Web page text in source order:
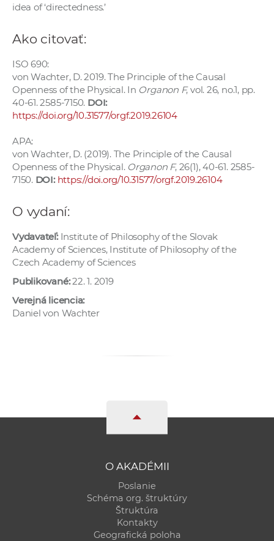
h
idea of ‘directedness.’
Ako citovať:
ISO 690:
von Wachter, D. 2019. The Principle of the Causal
Openness of the Physical. In Organon F, vol. 26, no.1, pp.
40-61. 2585-7150. DOI:
https://doi.org/10.31577/orgf.2019.26104
APA:
von Wachter, D. (2019). The Principle of the Causal
Openness of the Physical. Organon F, 26(1), 40-61. 2585-
7150. DOI: https://doi.org/10.31577/orgf.2019.26104
O vydaní:
Vydavateľ:Institute of Philosophy of the Slovak
Academy of Sciences, Institute of Philosophy of the
Czech Academy of Sciences
Publikované:22. 1. 2019
Verejná licencia:
Daniel von Wachter
O AKADÉMII
Poslanie
Schéma org. štruktúry
Štruktúra
Kontakty
Geografická poloha